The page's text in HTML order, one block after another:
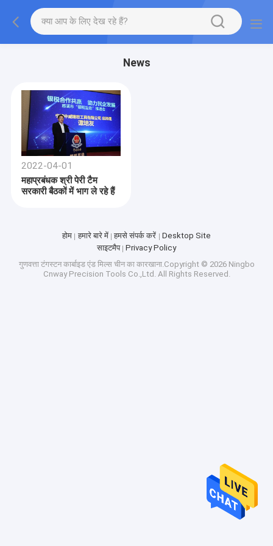
News
2022-04-01
महाप्रबंधक श्री पेरी टैम
सरकारी बैठकों में भाग ले रहे हैं
होम हमारे बारे में हमसे संपर्क करें
Desktop Site
साइटमैप
Privacy Policy
गुणवत्ता टंगस्टन कार्बाइड एंड मिल्सचीन का कारखाना.Copyright © 2026 Ningbo
Cnway Precision Tools Co.,Ltd. All Rights Reserved.